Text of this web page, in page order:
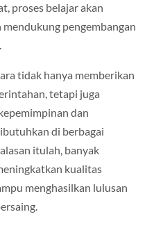
proses belajar akan
pengembangan
tidak hanya memberikan
tetapi juga
dan
di berbagai
itulah, banyak
kualitas
menghasilkan lulusan